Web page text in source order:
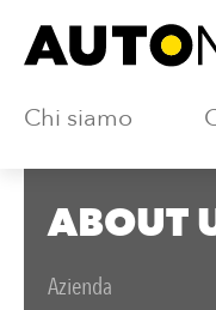
Chi siamo
ABOUT
Azienda